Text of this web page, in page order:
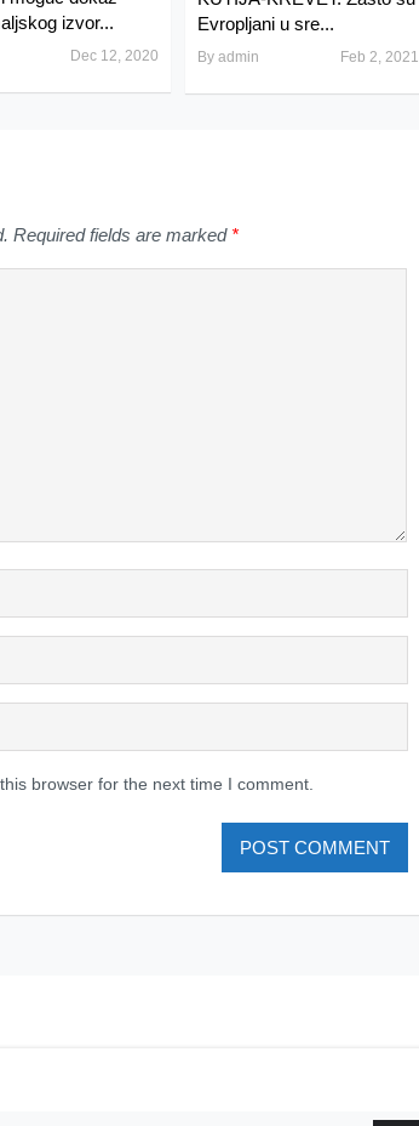
izvor...
Dec 12, 2020
Evropljani u sre...
By admin Feb 2, 2021
Required fields are marked *
browser for the next time I comment.